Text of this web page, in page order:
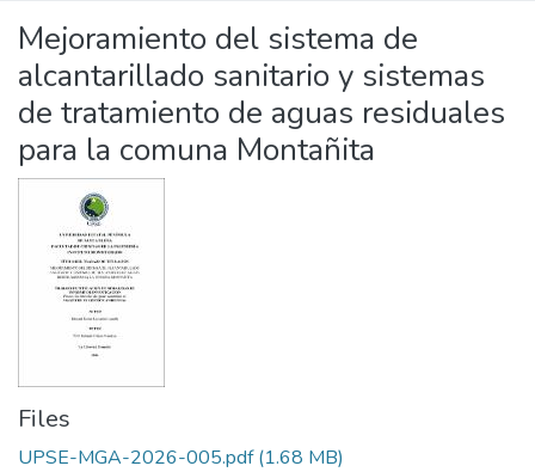
Mejoramiento del sistema de
alcantarillado sanitario y sistemas
de tratamiento de aguas residuales
para la comuna Montañita
Files
UPSE-MGA-2026-005.pdf(1.68 MB)